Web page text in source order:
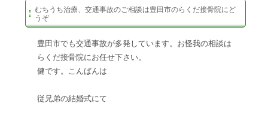
むちうち治療、交通事故のご相談は豊田市のらくだ接骨院にど
うぞ
豊田市でも交通事故が多発しています。お怪我の相談は
らくだ接骨院にお任せ下さい。
健です。こんばんは
従兄弟の結婚式にて